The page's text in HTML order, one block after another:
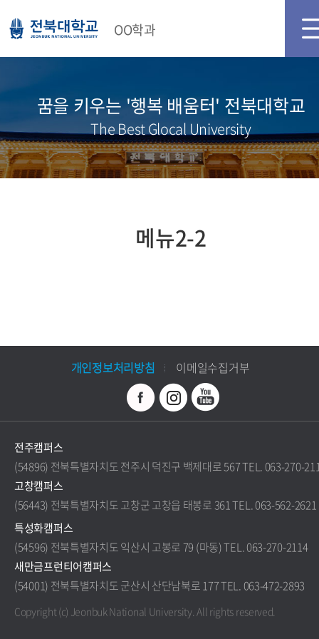
OO학과
꿈을 키우는 '행복 배움터' 전북대학교
The Best Glocal University
메뉴2-2
개인정보처리방침 이메일수집거부
전주캠퍼스
(54896) 전북특별자치도 전주시 덕진구 백제대로 567 TEL. 063-270-
고창캠퍼스
(56443) 전북특별자치도 고창군 고창읍 태봉로 361 TEL. 063-562-2621
특성화캠퍼스
(54596) 전북특별자치도 익산시 고봉로 79 (마동) TEL. 063-270-2114
새만금프런티어캠퍼스
(54001) 전북특별자치도 군산시 산단남북로 177 TEL. 063-472-2893
Copyright (c) Jeonbuk National University.All rights reserved.